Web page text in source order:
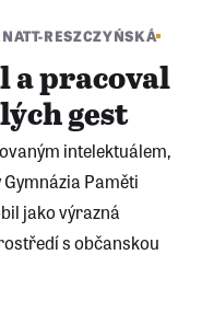
RESZCZYŃSKÁ
a pracoval
gest
intelektuálem,
Paměti
jako výrazná
s občanskou